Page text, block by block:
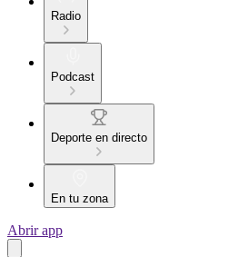
Radio
Podcast
Deporte en directo
En tu zona
Abrir app